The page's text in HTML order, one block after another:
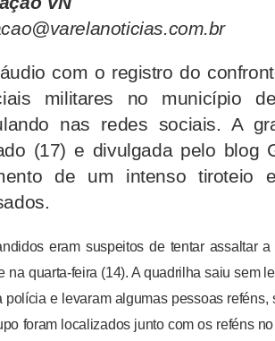
com o registro do
militares no município
nas redes sociais. A
(17) e divulgada pelo blog
de um intenso tiroteio
eram suspeitos de tentar assaltar
na quarta-feira (14). A quadrilha saiu sem
polícia e levaram algumas pessoas reféns,
foram localizados junto com os reféns